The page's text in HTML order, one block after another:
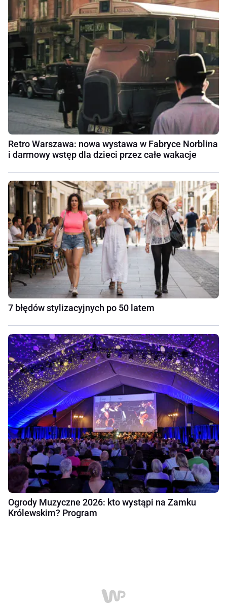
Retro Warszawa: nowa wystawa w Fabryce Norblina
i darmowy wstęp dla dzieci przez całe wakacje
7 błędów stylizacyjnych po 50 latem
Ogrody Muzyczne 2026: kto wystąpi na Zamku
Królewskim? Program